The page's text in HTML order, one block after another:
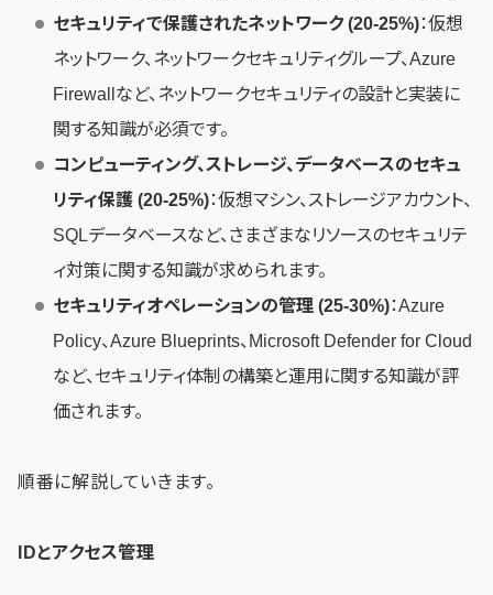
セキュリティで保護されたネットワーク (20-25%)：仮想
ネットワーク、ネットワークセキュリティグループ、Azure
Firewallなど、ネットワークセキュリティの設計と実装に
関する知識が必須です。
コンピューティング、ストレージ、データベースのセキュ
リティ保護 (20-25%)：仮想マシン、ストレージアカウント、
SQLデータベースなど、さまざまなリソースのセキュリテ
ィ対策に関する知識が求められます。
セキュリティオペレーションの管理 (25-30%)：Azure
Policy、Azure Blueprints、Microsoft Defender for Cloud
など、セキュリティ体制の構築と運用に関する知識が評
価されます。
順番に解説していきます。
IDとアクセス管理